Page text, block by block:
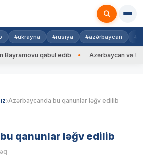
#ukrayna #rusiya #azərbaycan
qəbul edib Azərbaycan və
Azərbaycanda bu qanunlar ləğv edilib
qanunlar ləğv edilib